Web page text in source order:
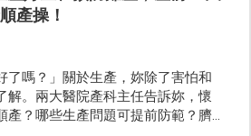
產操！
了嗎？」關於生產，妳除了害怕和
解。兩大醫院產科主任告訴妳，懷
產？哪些生產問題可提前防範？臍